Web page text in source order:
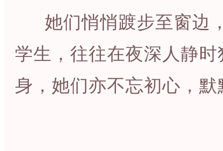
她们悄悄踱步至窗边
学生，往往在夜深人静时
身，她们亦不忘初心，